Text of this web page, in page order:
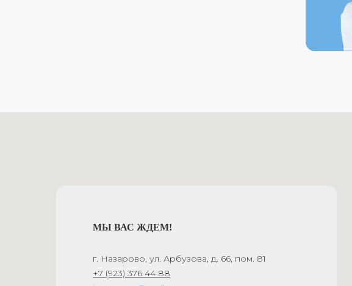
МЫ ВАС ЖДЕМ!
г. Назарово, ул. Арбузова, д. 66, пом. 81
+7 (923) 376 44 88